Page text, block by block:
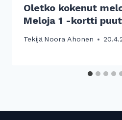
Oletko kokenut
Meloja 1 -kortti
Tekijä Noora Ahonen